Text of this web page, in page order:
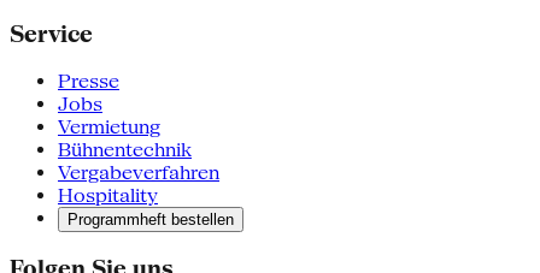
Service
Presse
Jobs
Vermietung
Bühnentechnik
Vergabeverfahren
Hospitality
Programmheft bestellen
Folgen Sie uns